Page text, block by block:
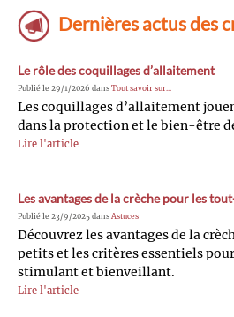
Dernières actus des
Le rôle des coquillages d’allaitement
Publié le 29/1/2026 dans Tout savoir sur...
Les coquillages d’allaitement
dans la protection et le bien-être
Lire l'article
Les avantages de la crèche pour les
Publié le 23/9/2025 dans Astuces
Découvrez les avantages de la
petits et les critères essentiels
stimulant et bienveillant.
Lire l'article